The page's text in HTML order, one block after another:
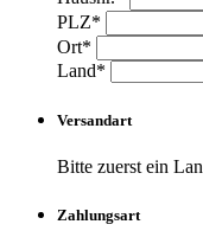
PLZ*
Ort*
Land*
Versandart
Bitte zuerst ein
Zahlungsart